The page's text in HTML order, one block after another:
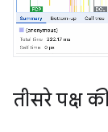
तीसरे पक्ष